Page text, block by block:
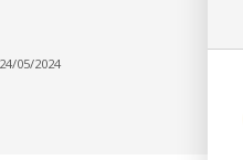
05/2024